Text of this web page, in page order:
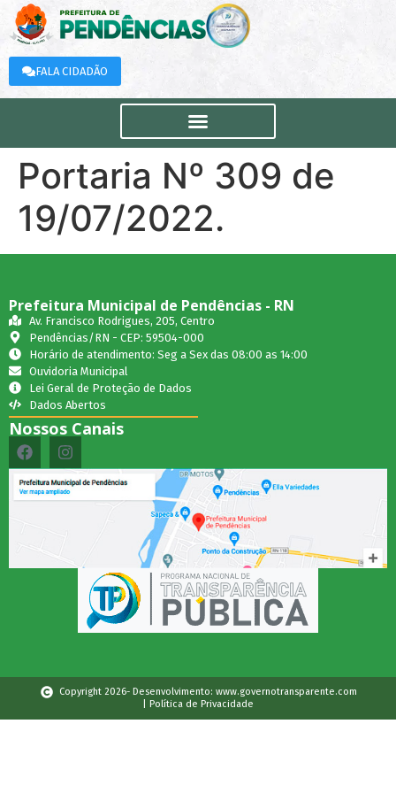
FALA CIDADÃO
Portaria Nº 309 de
19/07/2022.
Prefeitura Municipal de Pendências - RN
Av. Francisco Rodrigues, 205, Centro
Pendências/RN - CEP: 59504-000
Horário de atendimento: Seg a Sex das 08:00 as 14:00
Ouvidoria Municipal
Lei Geral de Proteção de Dados
Dados Abertos
Nossos Canais
Copyright 2026- Desenvolvimento: www.governotransparente.com
| Política de Privacidade